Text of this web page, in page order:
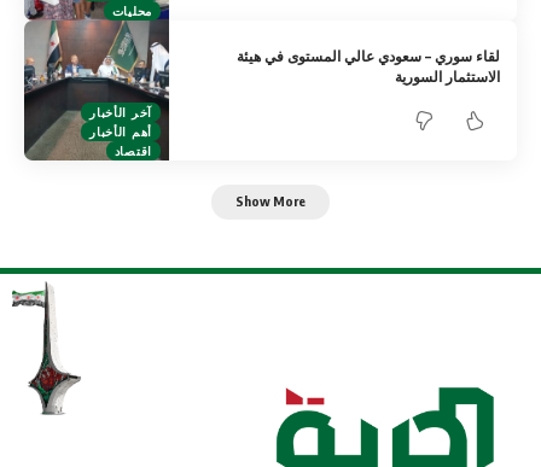
محليات
آخر الأخبار
أهم الأخبار
اقتصاد
لقاء سوري – سعودي عالي المستوى في هيئة
الاستثمار السورية
Show More